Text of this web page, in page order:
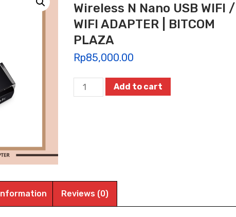
Wireless N Nano USB WIFI /
WIFI ADAPTER | BITCOM
PLAZA
Rp85,000.00
TPLINK
TL-
USB
Add to cart
Reviews (0)